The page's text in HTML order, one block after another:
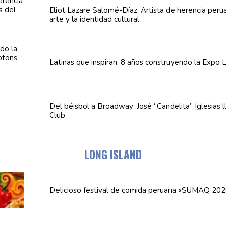
Eliot Lazare Salomé-Díaz: Artista de herencia
arte y la identidad cultural
Latinas que inspiran: 8 años construyendo la Expo
Del béisbol a Broadway: José “Candelita” Iglesias
Club
LONG ISLAND
Delicioso festival de comida peruana «SUMAQ